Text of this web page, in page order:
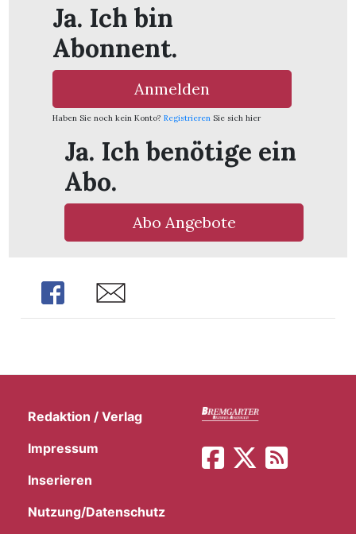
Ja. Ich bin
Abonnent.
Anmelden
Haben Sie noch kein Konto? Registrieren Sie sich hier
Ja. Ich benötige ein
Abo.
Abo Angebote
Share Share
Redaktion / Verlag
Impressum
Inserieren
Nutzung/Datenschutz